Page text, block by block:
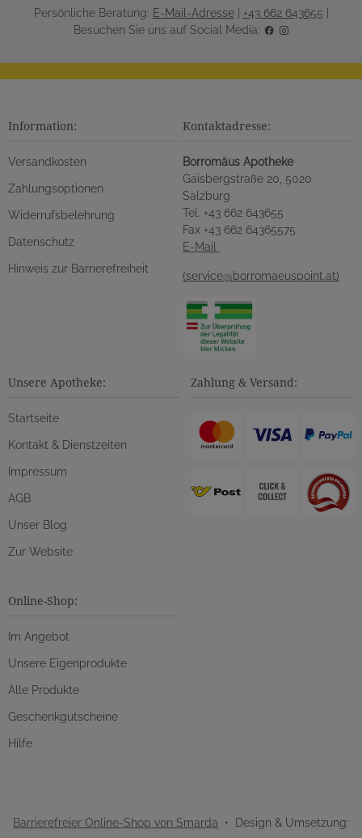
Persönliche Beratung: E-Mail-Adresse| +43 662 643655
Besuchen Sie uns auf Social Media:
Information:
Versandkosten
Zahlungsoptionen
Widerrufsbelehrung
Datenschutz
Hinweis zur Barrierefreiheit
Kontaktadresse:
Borromäus Apotheke
Gaisbergstraße 20, 5020
Salzburg
Tel. +43 662 643655
Fax +43 662 64365575
E-Mail
(service@borromaeuspoint.at)
Unsere Apotheke:
Startseite
Kontakt & Dienstzeiten
Impressum
AGB
Unser Blog
Zur Website
Zahlung & Versand:
Online-Shop:
Im Angebot
Unsere Eigenprodukte
Alle Produkte
Geschenkgutscheine
Hilfe
Barrierefreier Online-Shop von Smarda • Design & Umsetzung: